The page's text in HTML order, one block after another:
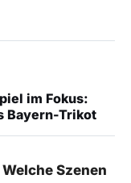
im Fokus:
Bayern-Trikot
Welche Szenen